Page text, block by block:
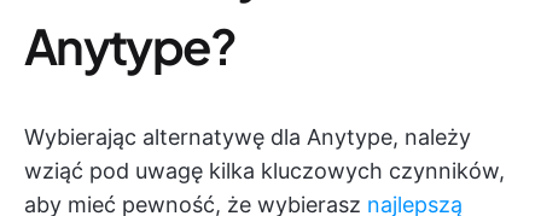
Anytype?
Wybierając alternatywę dla Anytype, należy
wziąć pod uwagę kilka kluczowych czynników,
aby mieć pewność, że wybierasz najlepszą